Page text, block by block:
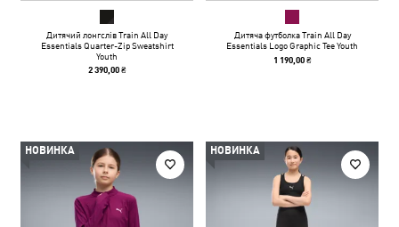
Дитячий лонгслів Train All Day
Essentials Quarter-Zip Sweatshirt
Youth
2 390,00 ₴
Дитяча футболка Train All Day
Essentials Logo Graphic Tee Youth
1 190,00 ₴
НОВИНКА НОВИНКА